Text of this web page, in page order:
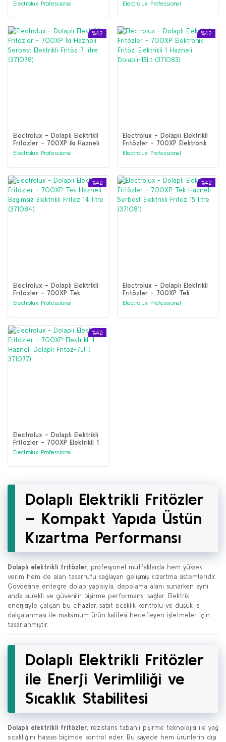
Electrolux Professional Electrolux Professional
%42
Electrolux - Dolaplı Elektrikli
Fritözler - 700XP İki Hazneli
Serbest Elektrikli Fritöz 7 litre
Electrolux Professional
%42
Electrolux - Dolaplı Elektrikli
Fritözler - 700XP Elektronik
Fritöz, Elektrikli 1 Hazneli
Electrolux Professional
%42
Electrolux - Dolaplı Elektrikli
Fritözler - 700XP Tek
Hazneli Bağımsız Elektrikli
Fritöz 14 litre (371084)
Electrolux Professional
%42
Electrolux - Dolaplı Elektrikli
Fritözler - 700XP Tek
Hazneli Serbest Elektrikli
Fritöz 15 litre (371081)
Electrolux Professional
%42
Electrolux - Dolaplı Elektrikli
Fritözler - 700XP Elektrikli 1
Hazneli Dolaplı Fritöz-7Lt (
Electrolux Professional
Dolaplı Elektrikli Fritözler
– Kompakt Yapıda Üstün
Kızartma Performansı
Dolaplı elektrikli fritözler, profesyonel mutfaklarda hem yüksek
verim hem de alan tasarrufu sağlayan gelişmiş kızartma sistemleridir.
Gövdesine entegre dolap yapısıyla, depolama alanı sunarken aynı
anda sürekli ve güvenilir pişirme performansı sağlar. Elektrik
enerjisiyle çalışan bu cihazlar, sabit sıcaklık kontrolü ve düşük ısı
dalgalanması ile maksimum ürün kalitesi hedefleyen işletmeler için
tasarlanmıştır.
Dolaplı Elektrikli Fritözler
ile Enerji Verimliliği ve
Sıcaklık Stabilitesi
Dolaplı elektrikli fritözler, rezistans tabanlı pişirme teknolojisi ile yağ
sıcaklığını hassas biçimde kontrol eder. Bu sayede hem ürünlerin dışı